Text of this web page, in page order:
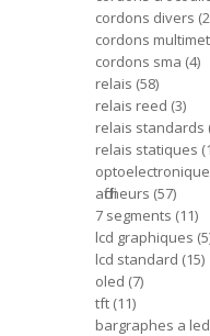
cordons divers
cordons
cordons sma 4
relais 58
relais reed 3
relais standards
relais statiques 1
optoelectronique
afficheurs 57
7 segments 11
lcd graphiques 5
lcd standard 15
oled 7
tft 11
bargraphes a